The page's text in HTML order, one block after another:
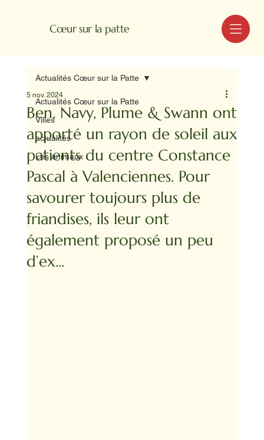
Cœur sur la patte MENU
Actualités Cœur sur la Patte
Villes
actualités
Les animaux
Actualités Cœur sur la Patte
Ben, Navy, Plume & Swann ont
apporté un rayon de soleil aux
patients du centre Constance
Pascal à Valenciennes. Pour
savourer toujours plus de
friandises, ils leur ont
également proposé un peu
d’ex...
5 nov. 2024